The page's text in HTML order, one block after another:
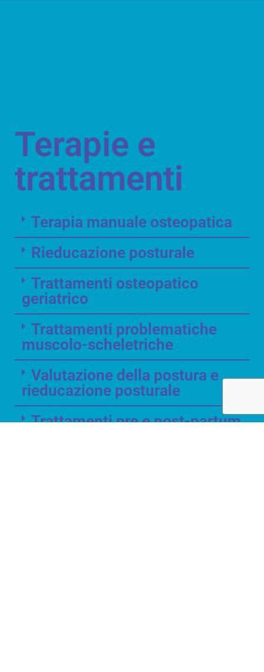
Terapie e
trattamenti
Terapia manuale osteopatica
Rieducazione posturale
Trattamenti osteopatico
geriatrico
Trattamenti problematiche
muscolo-scheletriche
Valutazione della postura e
rieducazione posturale
Trattamenti pre e post-partum